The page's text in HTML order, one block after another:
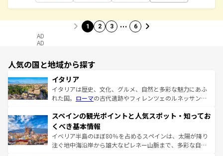
1 2 3 … 6
AD
AD
人気の国と地域から探す
イタリア
イタリアは歴史、文化、グルメ、自然と多彩な魅力にあふ
れた国。 ローマの古代遺跡やフィレンツェのルネッサンス
ろん、トスカーナの美しい田園風景やアマルフィ海岸の絶
景など、自然景観も見逃せない。観光の合間には、本場の
ピザやパスタなど、絶品のイタリア料理を堪能することも
できる。朝目覚めてから夜眠るまで、すべての瞬間を楽し
スペインの観光ポイントと人気スポット・知ってお
くべき基本情報
イベリア半島のほぼ80％を占めるスペインは、太陽が降り
注ぐ地中海沿岸から雄大なピレネー山脈まで、多彩な自然